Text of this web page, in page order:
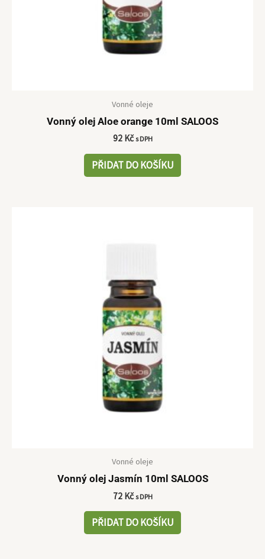
Vonné oleje
Vonný olej Aloe orange 10ml SALOOS
92 Kč s DPH
PŘIDAT DO KOŠÍKU
Vonné oleje
Vonný olej Jasmín 10ml SALOOS
72 Kč s DPH
PŘIDAT DO KOŠÍKU